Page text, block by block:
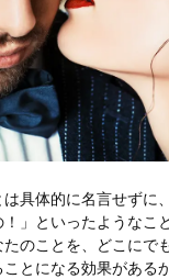
具体的に名言せずに
」といったようなこ
のことを、どこにで
とになる効果があるか